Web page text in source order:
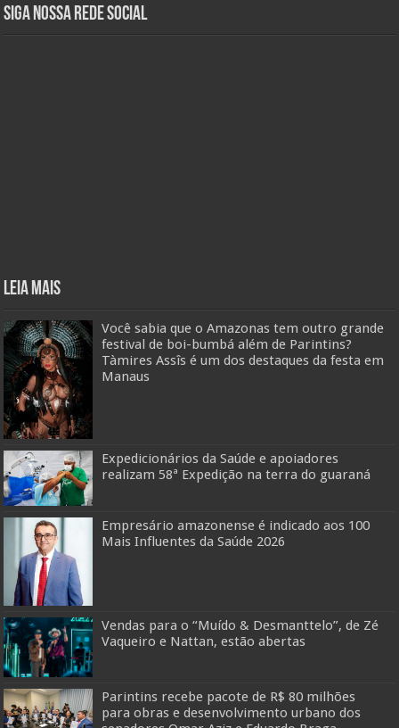
Siga nossa rede social
Leia mais
Você sabia que o Amazonas tem outro grande
festival de boi-bumbá além de Parintins?
Tàmires Assîs é um dos destaques da festa em
Manaus
Expedicionários da Saúde e apoiadores
realizam 58ª Expedição na terra do guaraná
Empresário amazonense é indicado aos 100
Mais Influentes da Saúde 2026
Vendas para o “Muído & Desmanttelo”, de Zé
Vaqueiro e Nattan, estão abertas
Parintins recebe pacote de R$ 80 milhões
para obras e desenvolvimento urbano dos